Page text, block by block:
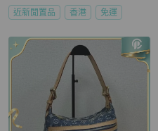
近新閒置品 香港 免運